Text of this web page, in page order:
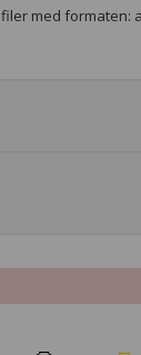
med formaten: